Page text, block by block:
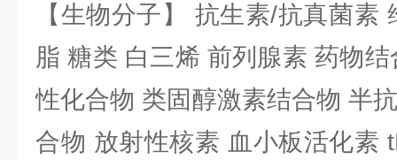
【生物分子】 抗生素/抗真菌素
脂 糖类 白三烯 前列腺素 药物
性化合物 类固醇激素结合物 半
合物 放射性核素 血小板活化素